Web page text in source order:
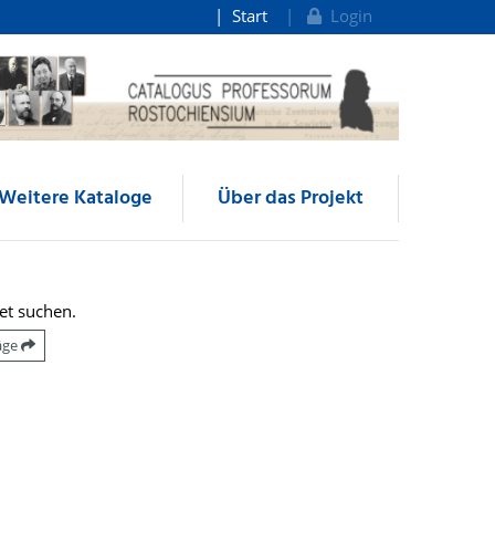
Start Login
Kataloge Über das Projekt
suchen.